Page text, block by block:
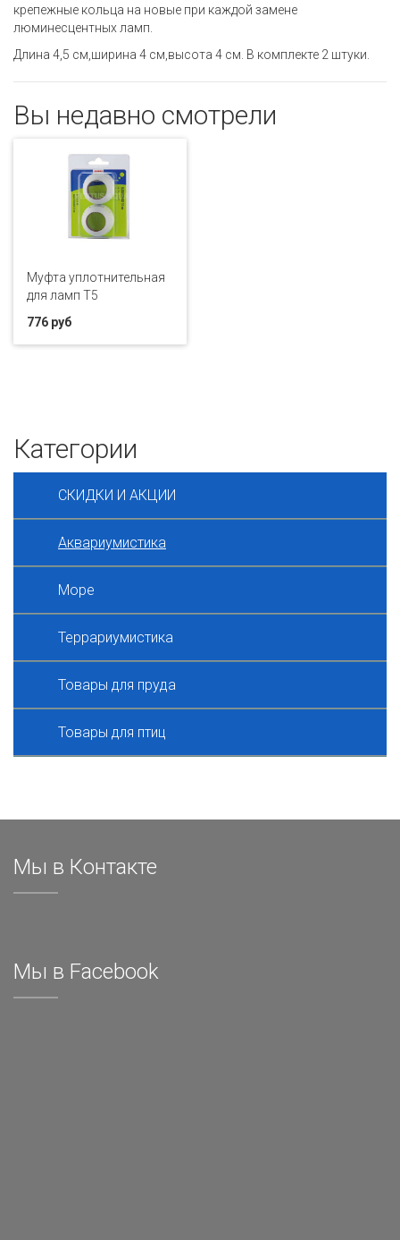
крепежные кольца на новые при каждой замене
люминесцентных ламп.
Длина 4,5 см,ширина 4 см,высота 4 см. В комплекте 2 штуки.
Вы недавно смотрели
Муфта уплотнительная
для ламп Т5
776 руб
Категории
СКИДКИ И АКЦИИ
Аквариумистика
Море
Террариумистика
Товары для пруда
Товары для птиц
Мы в Контакте
Мы в Facebook